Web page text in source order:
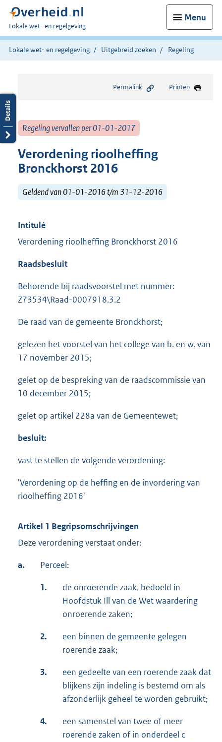
Menu
U
bent
hier:
Lokale wet- en regelgeving
Lokale wet- en regelgeving Uitgebreid zoeken Regeling
Permalink Printen
Regeling vervallen per 01-01-2017
Verordening rioolheffing
Bronckhorst 2016
Geldend van 01-01-2016 t/m 31-12-2016
Intitulé
Verordening rioolheffing Bronckhorst 2016
Raadsbesluit
Behorende bij raadsvoorstel met nummer:
Z73534\Raad-0007918.3.2
De raad van de gemeente Bronckhorst;
gelezen het voorstel van het college van b. en w. van
17 november 2015;
gelet op de bespreking van de raadscommissie van
10 december 2015;
gelet op artikel 228a van de Gemeentewet;
besluit:
vast te stellen de volgende verordening:
'Verordening op de heffing en de invordering van
rioolheffing 2016'
Artikel 1 Begripsomschrijvingen
Deze verordening verstaat onder:
a. Perceel:
1.
de onroerende zaak, bedoeld in
Hoofdstuk Ill van de Wet waardering
onroerende zaken;
2.
een binnen de gemeente gelegen
roerende zaak;
3.
een gedeelte van een roerende zaak dat
blijkens zijn indeling is bestemd om als
afzonderlijk geheel te worden gebruikt;
4.
een samenstel van twee of meer
roerende zaken of in onderdeel c